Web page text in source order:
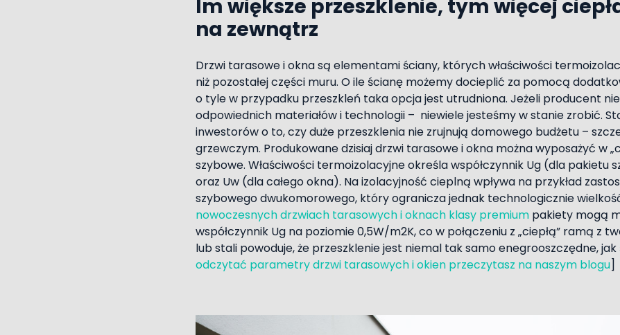
Im większe przeszklenie, tym więcej
na zewnątrz
Drzwi tarasowe i okna są elementami ściany, których właściwości
niż pozostałej części muru. O ile ścianę możemy docieplić za pomocą
o tyle w przypadku przeszkleń taka opcja jest utrudniona. Jeżeli producent
odpowiednich materiałów i technologii – niewiele jesteśmy w stanie zrobić.
inwestorów o to, czy duże przeszklenia nie zrujnują domowego budżetu –
grzewczym. Produkowane dzisiaj drzwi tarasowe i okna można wyposażyć w
szybowe. Właściwości termoizolacyjne określa współczynnik Ug (dla pakietu
oraz Uw (dla całego okna). Na izolacyjność cieplną wpływa na przykład
szybowego dwukomorowego, który ogranicza jednak technologicznie
nowoczesnych drzwiach tarasowych i oknach klasy premium pakiety mogą
współczynnik Ug na poziomie 0,5W/m2K, co w połączeniu z „ciepłą” ramą z
lub stali powoduje, że przeszklenie jest niemal tak samo enegrooszczędne, jak
odczytać parametry drzwi tarasowych i okien przeczytasz na naszym blogu]